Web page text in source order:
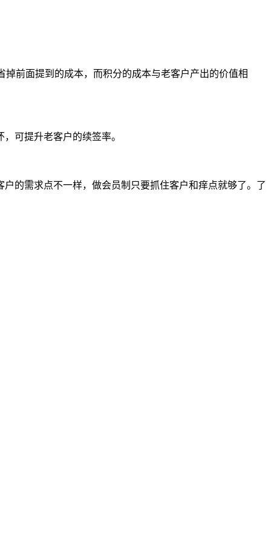
前面提到的成本，而积分的成本与老客户产出的价值相
可提升老客户的续签率。
的需求点不一样，做会员制只要抓住客户和痒点就够了。了